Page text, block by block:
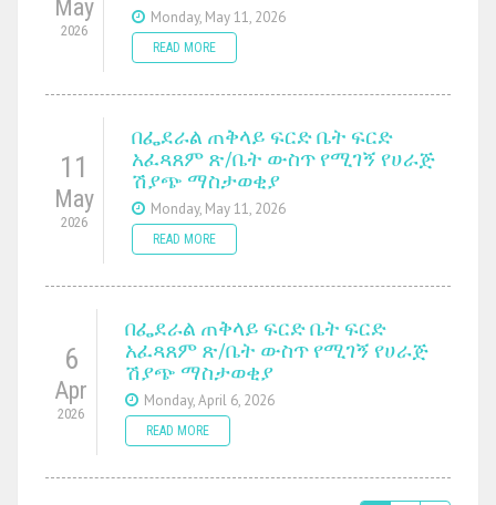
May
2026
Monday, May 11, 2026
READ MORE
11
May
2026
በፌደራል ጠቅላይ ፍርድ ቤት ፍርድ
አፈጻጸም ጽ/ቤት ውስጥ የሚገኝ የሀራጅ
ሽያጭ ማስታወቂያ
Monday, May 11, 2026
READ MORE
6
Apr
2026
በፌደራል ጠቅላይ ፍርድ ቤት ፍርድ
አፈጻጸም ጽ/ቤት ውስጥ የሚገኝ የሀራጅ
ሽያጭ ማስታወቂያ
Monday, April 6, 2026
READ MORE